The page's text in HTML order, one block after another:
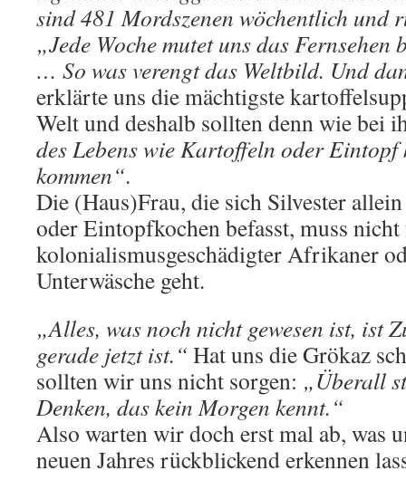
sind 481 Mordszenen wöchentlich und
„Jede Woche mutet uns das Fernsehen
… So was verengt das Weltbild. Und
erklärte uns die mächtigste
Welt und deshalb sollten denn wie bei
des Lebens wie Kartoffeln oder Eintopf
kommen“.
Die (Haus)Frau, die sich Silvester
oder Eintopfkochen befasst, muss
kolonialismusgeschädigter Afrikaner
Unterwäsche geht.
„Alles, was noch nicht gewesen ist, ist
gerade jetzt ist.“ Hat uns die Grökaz
sollten wir uns nicht sorgen: „Überall
Denken, das kein Morgen kennt.“
Also warten wir doch erst mal ab, was
neuen Jahres rückblickend erkennen